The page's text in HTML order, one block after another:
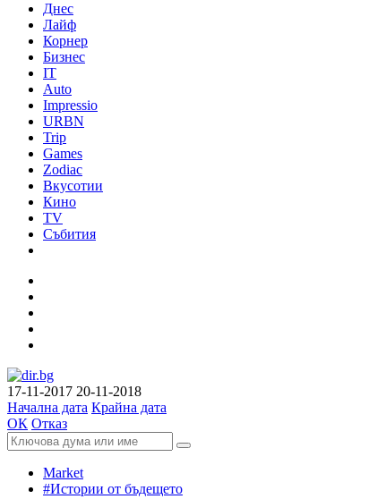
Днес
Лайф
Корнер
Бизнес
IT
Auto
Impressio
URBN
Trip
Games
Zodiac
Вкусотии
Кино
TV
Събития
17-11-2017 20-11-2018
Начална дата Крайна дата
ОК Отказ
Market
#Истории от бъдещето